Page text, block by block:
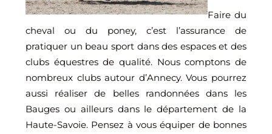
Faire du
cheval ou du poney, c’est l’assurance de
pratiquer un beau sport dans des espaces et des
clubs équestres de qualité. Nous comptons de
nombreux clubs autour d’Annecy. Vous pourrez
aussi réaliser de belles randonnées dans les
Bauges ou ailleurs dans le département de la
Haute-Savoie. Pensez à vous équiper de bonnes